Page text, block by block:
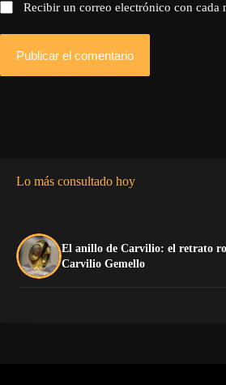
Recibir un correo electrónico con cada
Publicar el comentario
Lo más consultado hoy
El anillo de Carvilio: el retrato
Carvilio Gemello